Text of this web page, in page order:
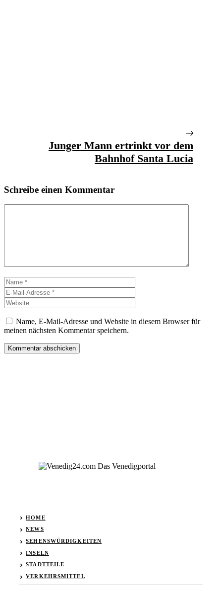
Junger Mann ertrinkt vor dem
Bahnhof Santa Lucia
Schreibe einen Kommentar
Name
Mail-
Adresse
Name, E-Mail-Adresse und Website in diesem Browser für
meinen nächsten Kommentar speichern.
HOME
NEWS
SEHENSWÜRDIGKEITEN
INSELN
STADTTEILE
VERKEHRSMITTEL